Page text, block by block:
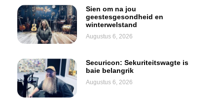
Sien om na jou
geestesgesondheid en
winterwelstand
Augustus 6, 2026
Securicon: Sekuriteitswagte is
baie belangrik
Augustus 6, 2026